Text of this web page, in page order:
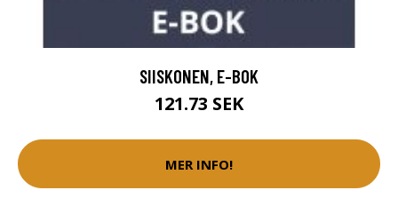
SIISKONEN, E-BOK
121.73 SEK
MER INFO!